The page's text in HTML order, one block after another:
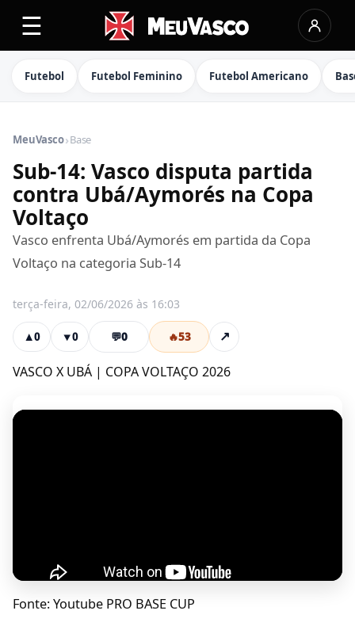
☰
Futebol Futebol Feminino Futebol Americano
MeuVasco›Base
Sub-14: Vasco disputa partida
contra Ubá/Aymorés na Copa
Voltaço
Vasco enfrenta Ubá/Aymorés em partida da Copa
Voltaço na categoria Sub-14
terça-feira, 02/06/2026 às 16:03
▲0 ▼0 💬0 🔥53 ↗
VASCO X UBÁ | COPA VOLTAÇO 2026
Fonte: Youtube PRO BASE CUP